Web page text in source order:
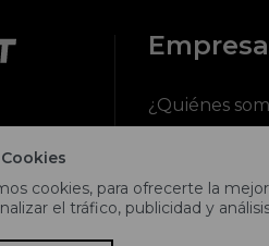
cookies, para ofrecerte la
el tráfico, publicidad y
13:00 y
de 9:30
Empresa
¿Quiénes
Términos y